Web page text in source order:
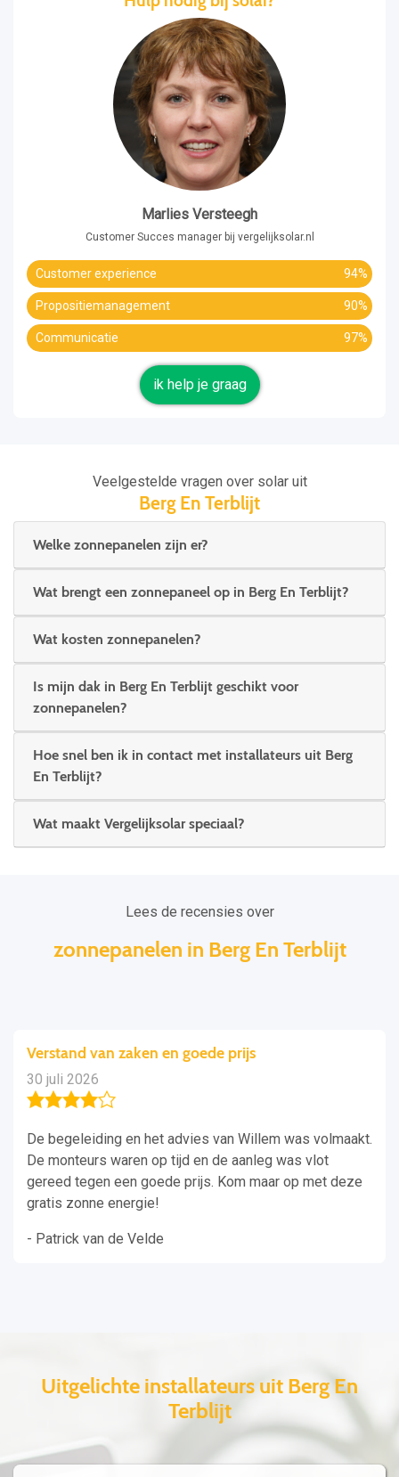
Marlies Versteegh
Customer Succes manager bij vergelijksolar.nl
Customer experience 94%
Propositiemanagement 90%
Communicatie 97%
ik help je graag
Veelgestelde vragen over solar uit
Berg En Terblijt
Welke zonnepanelen zijn er?
Wat brengt een zonnepaneel op in Berg En Terblijt?
Wat kosten zonnepanelen?
Is mijn dak in Berg En Terblijt geschikt voor
zonnepanelen?
Hoe snel ben ik in contact met installateurs uit Berg
En Terblijt?
Wat maakt Vergelijksolar speciaal?
Lees de recensies over
zonnepanelen in Berg En Terblijt
Verstand van zaken en goede prijs
30 juli 2026
De begeleiding en het advies van Willem was volmaakt.
De monteurs waren op tijd en de aanleg was vlot
gereed tegen een goede prijs. Kom maar op met deze
gratis zonne energie!
- Patrick van de Velde
Uitgelichte installateurs uit Berg En
Terblijt